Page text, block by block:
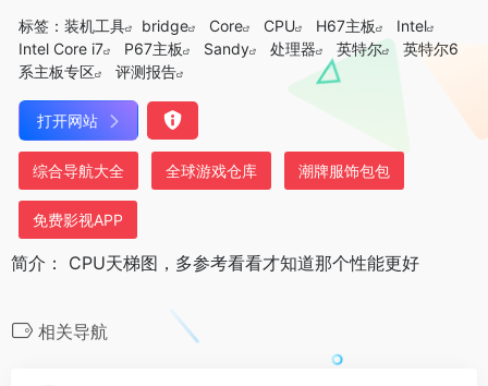
标签： 装机工具 bridge Core CPU H67主板
Intel
Intel Core i7
P67主板 Sandy 处理器 英特尔
英特尔6
系主板专区
评测报告
打开网站
综合导航大全 全球游戏仓库 潮牌服饰包包
免费影视APP
简介： CPU天梯图，多参考看看才知道那个性能更好
相关导航